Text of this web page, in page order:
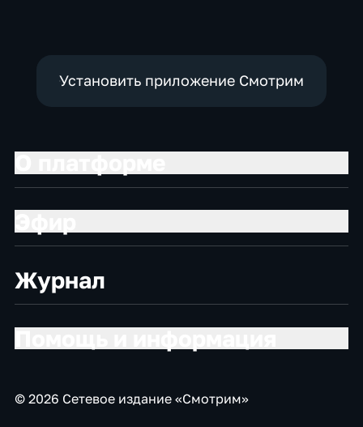
Установить приложение Смотрим
Журнал
© 2026 Сетевое издание «Смотрим»